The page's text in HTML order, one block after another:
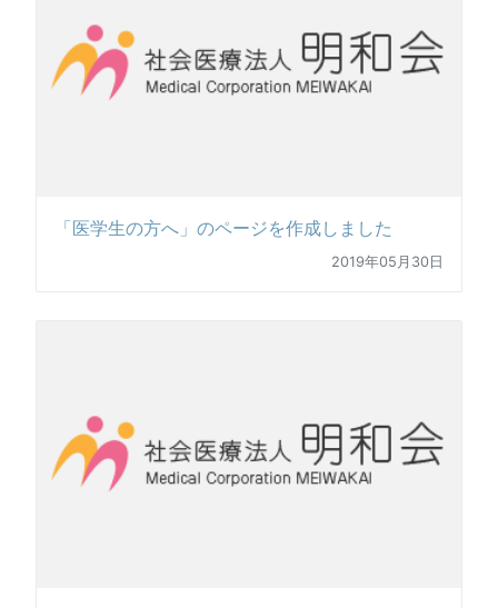
「医学生の方へ」のページを作成しました
2019年05月30日